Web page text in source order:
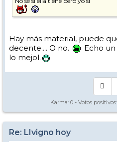
Hay más material, puede
decente.... O no.
Echo
lo mejol.
Karma: 0 - Votos positivos:
Re: LIvigno hoy